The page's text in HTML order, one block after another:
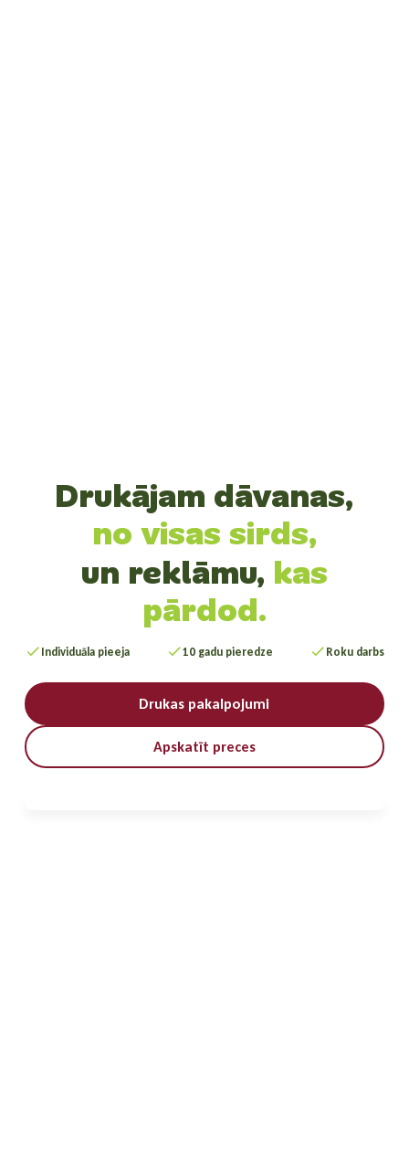
Drukājam dāvanas,
tavām idejām,
un reklāmu, kas
pārdod.
Individuāla pieeja 10 gadu pieredze Roku darbs
Drukas pakalpojumi
Apskatīt preces